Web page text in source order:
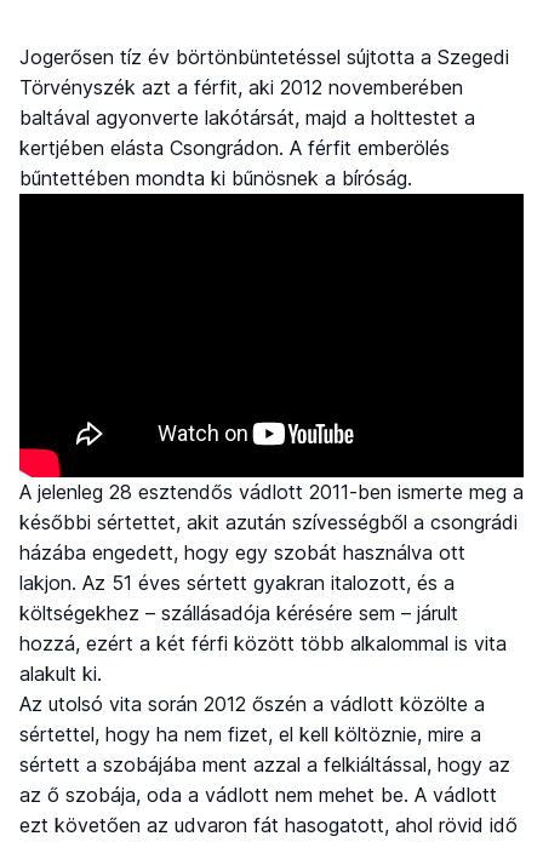
Jogerősen tíz év börtönbüntetéssel sújtotta a Szegedi
Törvényszék azt a férfit, aki 2012 novemberében
baltával agyonverte lakótársát, majd a holttestet a
kertjében elásta Csongrádon. A férfit emberölés
bűntettében mondta ki bűnösnek a bíróság.
A jelenleg 28 esztendős vádlott 2011-ben ismerte meg a
későbbi sértettet, akit azután szívességből a csongrádi
házába engedett, hogy egy szobát használva ott
lakjon. Az 51 éves sértett gyakran italozott, és a
költségekhez – szállásadója kérésére sem – járult
hozzá, ezért a két férfi között több alkalommal is vita
alakult ki.
Az utolsó vita során 2012 őszén a vádlott közölte a
sértettel, hogy ha nem fizet, el kell költöznie, mire a
sértett a szobájába ment azzal a felkiáltással, hogy az
az ő szobája, oda a vádlott nem mehet be. A vádlott
ezt követően az udvaron fát hasogatott, ahol rövid idő